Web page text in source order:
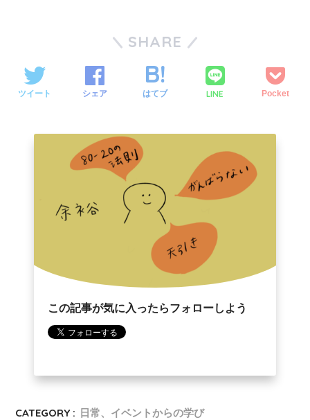
b
o
n
a
SHARE
ツイート シェア はてブ LINE Pocket
この記事が気に入ったらフォローしよう
CATEGORY : 日常、イベントからの学び